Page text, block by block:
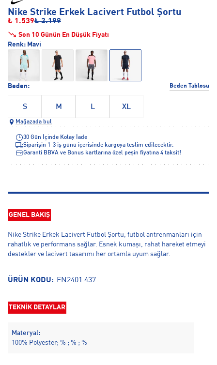
Nike Strike Erkek Lacivert Futbol Şortu
₺ 1.539₺ 2.199
Son 10 Günün En Düşük Fiyatı
Beden: Beden Tablosu
S M L XL
Renk: Mavi
Mağazada bul
30 Gün İçinde Kolay İade
Siparişin 1-3 iş günü içerisinde kargoya teslim edilecektir.
Garanti BBVA ve Bonus kartlarına özel peşin fiyatına 4 taksit!
GENEL BAKIŞ
Nike Strike Erkek Lacivert Futbol Şortu, futbol antrenmanları için
rahatlık ve performans sağlar. Esnek kumaşı, rahat hareket etmeyi
destekler ve lacivert tasarımı her ortamla uyum sağlar.
ÜRÜN KODU: FN2401.437
TEKNİK DETAYLAR
Materyal:
100% Polyester; % ; % ; %